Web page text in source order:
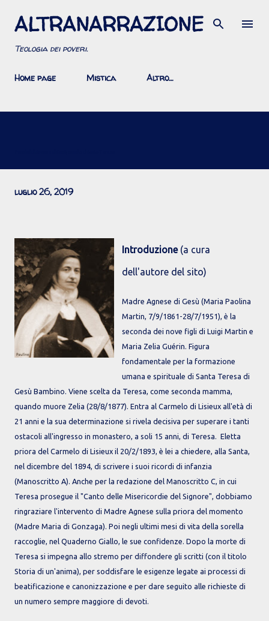
Passa ai contenuti principali
ALTRANARRAZIONE
Teologia dei poveri.
Home page Mistica Altro…
luglio 26, 2019
Introduzione (a cura
dell'autore del sito)
Madre Agnese di Gesù (Maria Paolina
Martin, 7/9/1861-28/7/1951), è la
seconda dei nove figli di Luigi Martin e
Maria Zelia Guérin. Figura
fondamentale per la formazione
umana e spirituale di Santa Teresa di
Gesù Bambino. Viene scelta da Teresa, come seconda mamma,
quando muore Zelia (28/8/1877). Entra al Carmelo di Lisieux all'età di
21 anni e la sua determinazione si rivela decisiva per superare i tanti
ostacoli all'ingresso in monastero, a soli 15 anni, di Teresa. Eletta
priora del Carmelo di Lisieux il 20/2/1893, è lei a chiedere, alla Santa,
nel dicembre del 1894, di scrivere i suoi ricordi di infanzia
(Manoscritto A). Anche per la redazione del Manoscritto C, in cui
Teresa prosegue il "Canto delle Misericordie del Signore", dobbiamo
ringraziare l'intervento di Madre Agnese sulla priora del momento
(Madre Maria di Gonzaga). Poi negli ultimi mesi di vita della sorella
raccoglie, nel Quaderno Giallo, le sue confidenze. Dopo la morte di
Teresa si impegna allo stremo per diffondere gli scritti (con il titolo
Storia di un'anima), per soddisfare le esigenze legate ai processi di
beatificazione e canonizzazione e per dare seguito alle richieste di
un numero sempre maggiore di devoti.